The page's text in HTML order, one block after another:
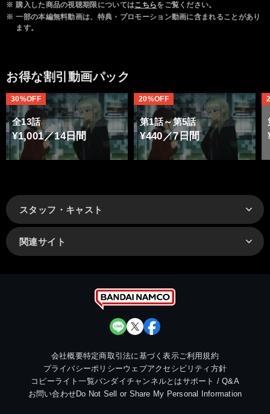
※ 購入した商品の視聴期限についてはこちらをご覧ください。
※ 一部の本編無料動画は、特典・プロモーション動画に含まれることがあり
ます。
お得な割引動画パック
全13話
¥1,001／14日間
30%OFF
第1話～第5話
¥440／7日間
20%OFF
スタッフ・キャスト
関連サイト
会社概要特定商取引法に基づく表示ご利用規約
プライバシーポリシーウェブアクセシビリティ方針
コピーライト一覧バンダイチャンネルとはサポート / Q&A
お問い合わせDo Not Sell or Share My Personal Information